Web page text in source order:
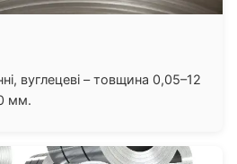
вуглецеві – товщина 0,05–12
мм.